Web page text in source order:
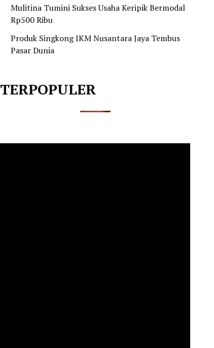
Mulitina Tumini Sukses Usaha Keripik Bermodal
Rp500 Ribu
Produk Singkong IKM Nusantara Jaya Tembus
Pasar Dunia
TERPOPULER